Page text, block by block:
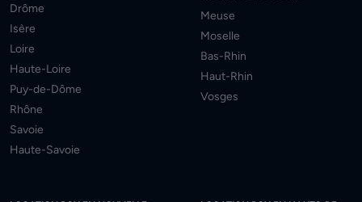
Drôme
Isère
Loire
Haute-Loire
Puy-de-Dôme
Rhône
Savoie
Haute-Savoie
Meuse
Moselle
Bas-Rhin
Haut-Rhin
Vosges